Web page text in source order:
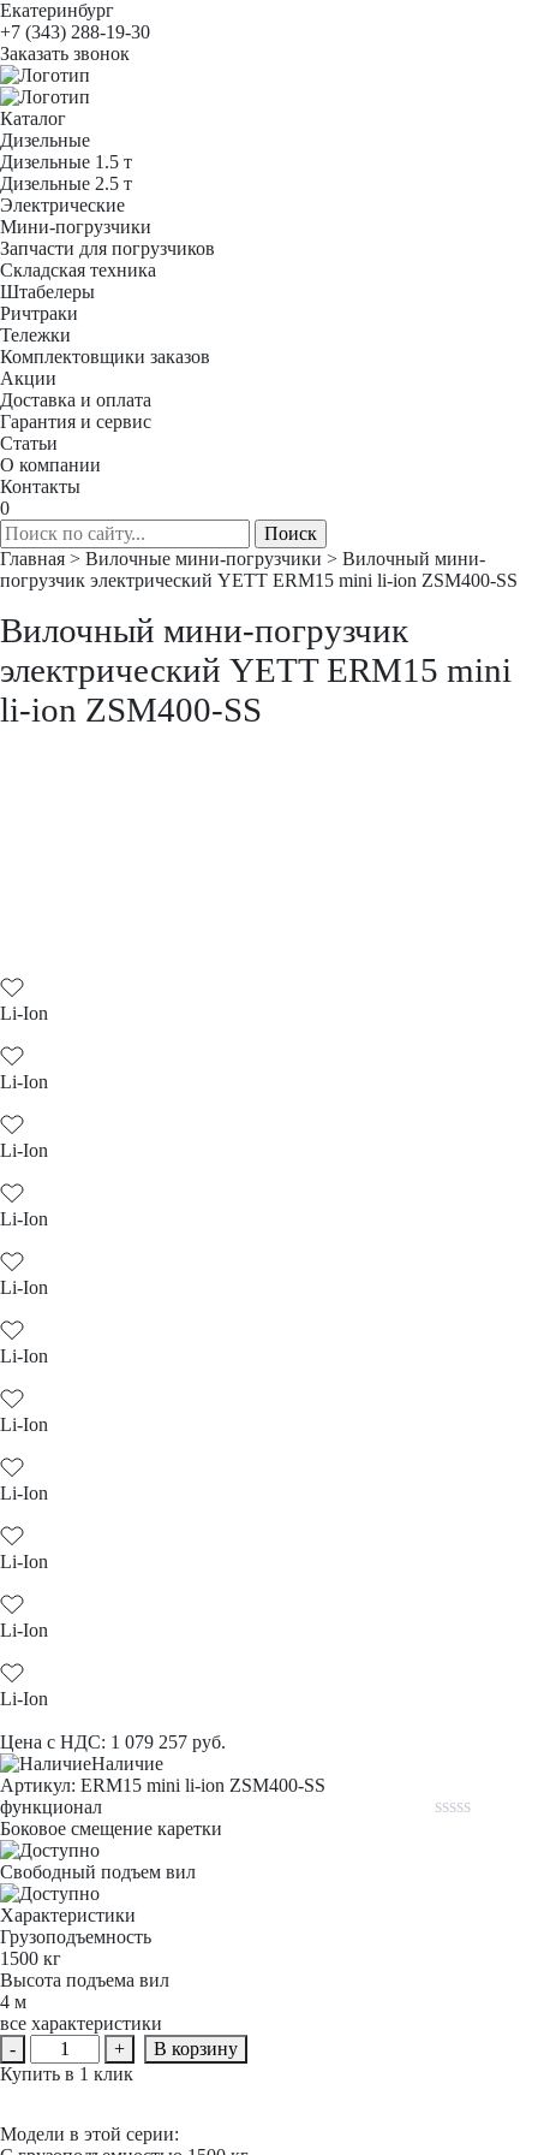
Екатеринбург
+7 (343) 288-19-30
Заказать звонок
Каталог
Дизельные
Дизельные 1.5 т
Дизельные 2.5 т
Электрические
Мини-погрузчики
Запчасти для погрузчиков
Складская техника
Штабелеры
Ричтраки
Тележки
Комплектовщики заказов
Акции
Доставка и оплата
Гарантия и сервис
Статьи
О компании
Контакты
0
Главная > Вилочные мини-погрузчики > Вилочный мини-
погрузчик электрический YETT ERM15 mini li-ion ZSM400-SS
Вилочный мини-погрузчик
электрический YETT ERM15 mini
li-ion ZSM400-SS
Li-Ion
Li-Ion
Li-Ion
Li-Ion
Li-Ion
Li-Ion
Li-Ion
Li-Ion
Li-Ion
Li-Ion
Li-Ion
Цена с НДС: 1 079 257 руб.
Наличие
Aртикул: ERM15 mini li-ion ZSM400-SS
функционал
Боковое смещение каретки
Свободный подъем вил
Характеристики
Грузоподъемность
1500 кг
Высота подъема вил
4 м
все характеристики
-
Количество
товара
погрузчик
+
В корзину
Купить в 1 клик
Модели в этой серии: